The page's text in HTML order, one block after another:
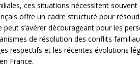
ces situations nécessitent
offre un cadre structuré pour
peut s’avérer décourageant pour les
de résolution des conflits
respectifs et les récentes évolutions
France.